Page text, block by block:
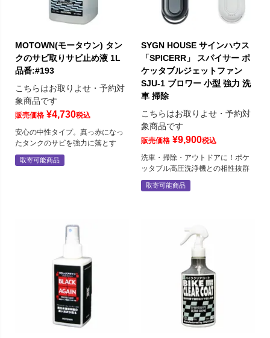
MOTOWN(モータウン) タン
クのサビ取りサビ止め液 1L
品番:#193
こちらはお取りよせ・予約対
象商品です
販売価格 ¥4,730税込
安心の中性タイプ。真っ赤になっ
たタンクのサビを強力に落とす
取寄可能商品
SYGN HOUSE サインハウス
「SPICERR」 スパイサー ポ
ケッタブルジェットファン
SJU-1 ブロワー 小型 強力 洗
車 掃除
こちらはお取りよせ・予約対
象商品です
販売価格 ¥9,900税込
洗車・掃除・アウトドアに！ポケ
ッタブル高圧洗浄機との相性抜群
取寄可能商品